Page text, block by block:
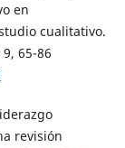
en
cualitativo.
65-86
revisión